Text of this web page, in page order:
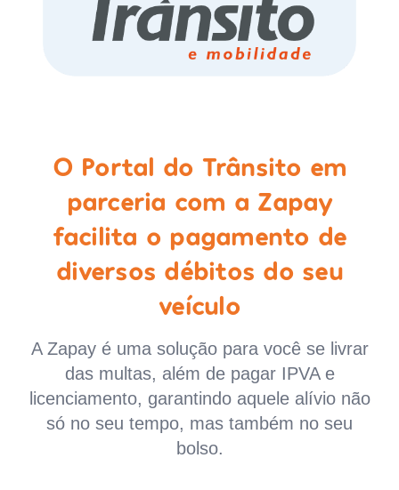
O Portal do Trânsito em
parceria com a Zapay
facilita o pagamento de
diversos débitos do seu
veículo
A Zapay é uma solução para você se livrar
das multas, além de pagar IPVA e
licenciamento, garantindo aquele alívio não
só no seu tempo, mas também no seu
bolso.